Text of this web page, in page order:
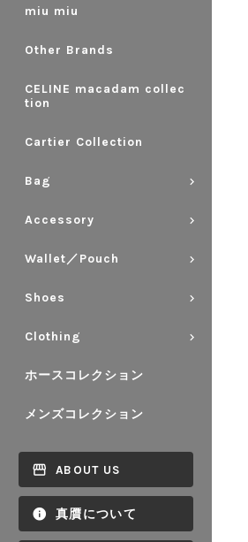
miu miu
Other Brands
CELINE macadam collec
tion
Cartier Collection
Bag
Accessory
Wallet／Pouch
Shoes
Clothing
ホースコレクション
メンズコレクション
ABOUT US
真贋について